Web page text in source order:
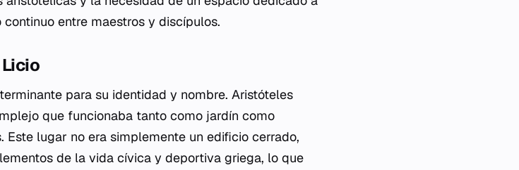
entre maestros y discípulos.
para su identidad y nombre. Aristóteles
que funcionaba tanto como jardín como
lugar no era simplemente un edificio cerrado,
de la vida cívica y deportiva griega, lo que